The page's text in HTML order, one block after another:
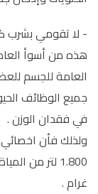
- لا تقومي بشرب
هذه من أسوأ
العامة للجسم
جميع الوظائف
في فقدان الوزن .
ولذلك فأن اخصائي
غرام .